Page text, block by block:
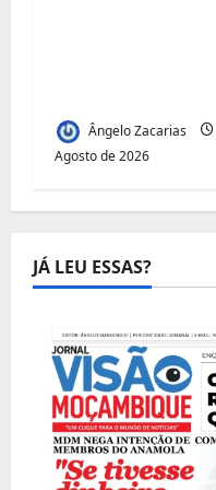
Ângelo Zacarias
Agosto de 2026
JÁ LEU ESSAS?